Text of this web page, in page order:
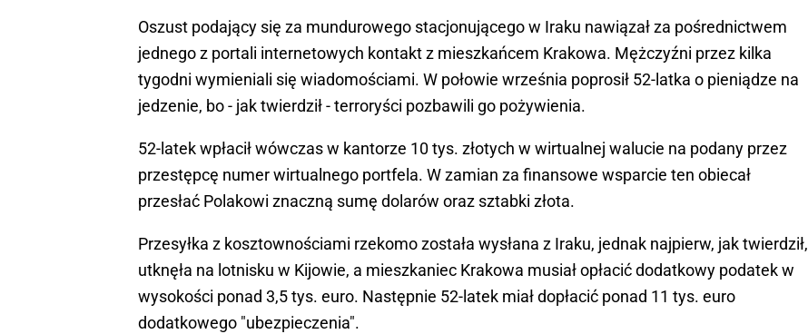
Oszust podający się za mundurowego stacjonującego w Iraku nawiązał za pośrednictwem
jednego z portali internetowych kontakt z mieszkańcem Krakowa. Mężczyźni przez kilka
tygodni wymieniali się wiadomościami. W połowie września poprosił 52-latka o pieniądze na
jedzenie, bo - jak twierdził - terroryści pozbawili go pożywienia.
52-latek wpłacił wówczas w kantorze 10 tys. złotych w wirtualnej walucie na podany przez
przestępcę numer wirtualnego portfela. W zamian za finansowe wsparcie ten obiecał
przesłać Polakowi znaczną sumę dolarów oraz sztabki złota.
Przesyłka z kosztownościami rzekomo została wysłana z Iraku, jednak najpierw, jak twierdził,
utknęła na lotnisku w Kijowie, a mieszkaniec Krakowa musiał opłacić dodatkowy podatek w
wysokości ponad 3,5 tys. euro. Następnie 52-latek miał dopłacić ponad 11 tys. euro
dodatkowego "ubezpieczenia".